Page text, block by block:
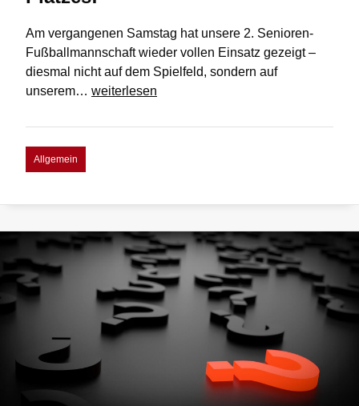
Am vergangenen Samstag hat unsere 2. Senioren-
Fußballmannschaft wieder vollen Einsatz gezeigt –
diesmal nicht auf dem Spielfeld, sondern auf
unserem… Großer
abseits
weiterlesen
Allgemein